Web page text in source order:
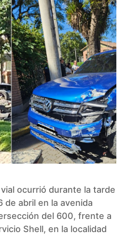
ocurrió durante la tarde
de abril en la avenida
del 600, frente a
Shell, en la localidad